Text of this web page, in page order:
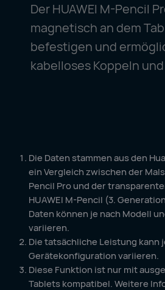
Der HUAWEI M-Pencil
magnetisch an dem
befestigen und
kabelloses Koppeln
Die Daten stammen aus den
ein Vergleich zwischen der
Pencil Pro und der
HUAWEI M-Pencil (3.
Daten können je nach Modell
variieren.
Die tatsächliche Leistung kann
Gerätekonfiguration variieren.
Diese Funktion ist nur mit
Tablets kompatibel. Weitere